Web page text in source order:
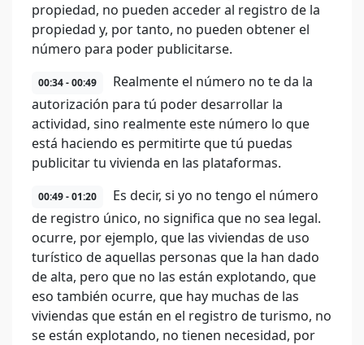
propiedad, no pueden acceder al registro de la
propiedad y, por tanto, no pueden obtener el
número para poder publicitarse.
00:34 - 00:49
Realmente el número no te da la
autorización para tú poder desarrollar la
actividad, sino realmente este número lo que
está haciendo es permitirte que tú puedas
publicitar tu vivienda en las plataformas.
00:49 - 01:20
Es decir, si yo no tengo el número
de registro único, no significa que no sea legal.
ocurre, por ejemplo, que las viviendas de uso
turístico de aquellas personas que la han dado
de alta, pero que no las están explotando, que
eso también ocurre, que hay muchas de las
viviendas que están en el registro de turismo, no
se están explotando, no tienen necesidad, por